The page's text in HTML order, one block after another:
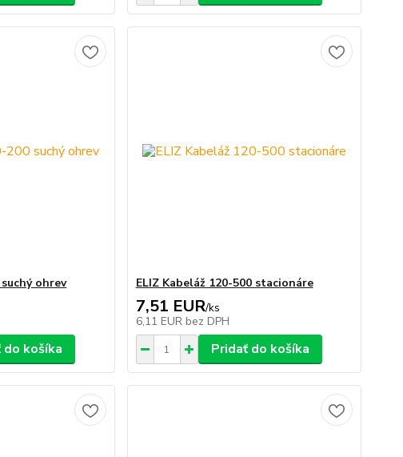
ohrev
do košíka
ELIZ Kabeláž 120-500 stacionáre
7,51 EUR/ks
6,11 EUR bez DPH
Pridať do košíka